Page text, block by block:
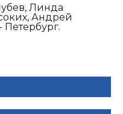
Линда
Андрей